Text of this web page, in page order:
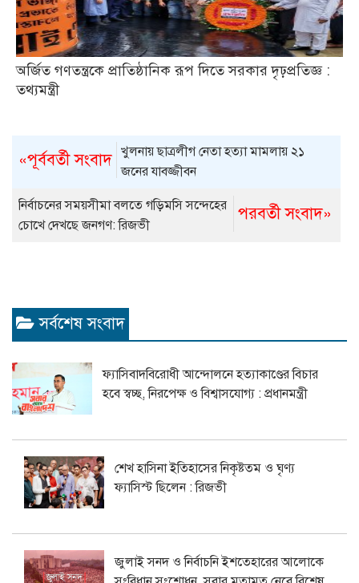
অর্জিত গণতন্ত্রকে প্রাতিষ্ঠানিক রূপ দিতে সরকার দৃঢ়প্রতিজ্ঞ :
তথ্যমন্ত্রী
«পূর্ববর্তী সংবাদ খুলনায় ছাত্রলীগ নেতা হত্যা মামলায় ২১
জনের যাবজ্জীবন
পরবর্তী সংবাদ»
নির্বাচনের সময়সীমা বলতে গড়িমসি সন্দেহের
চোখে দেখছে জনগণ: রিজভী
সর্বশেষ সংবাদ
ফ্যাসিবাদবিরোধী আন্দোলনে হত্যাকাণ্ডের বিচার
হবে স্বচ্ছ, নিরপেক্ষ ও বিশ্বাসযোগ্য : প্রধানমন্ত্রী
শেখ হাসিনা ইতিহাসের নিকৃষ্টতম ও ঘৃণ্য
ফ্যাসিস্ট ছিলেন : রিজভী
জুলাই সনদ ও নির্বাচনি ইশতেহারের আলোকে